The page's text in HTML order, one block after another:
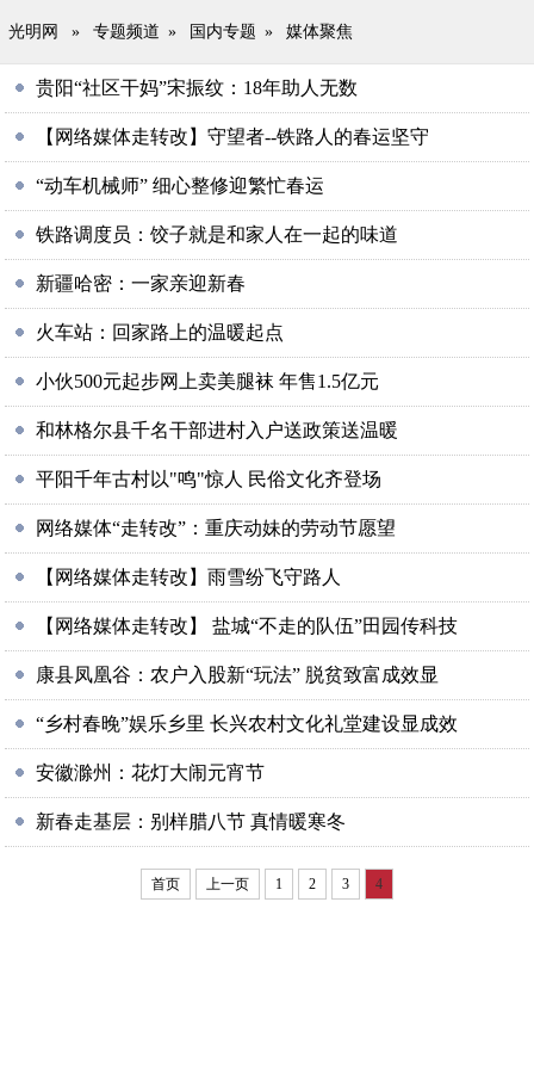
光明网 » 专题频道 » 国内专题 » 媒体聚焦
贵阳“社区干妈”宋振纹：18年助人无数
【网络媒体走转改】守望者--铁路人的春运坚守
“动车机械师” 细心整修迎繁忙春运
铁路调度员：饺子就是和家人在一起的味道
新疆哈密：一家亲迎新春
火车站：回家路上的温暖起点
小伙500元起步网上卖美腿袜 年售1.5亿元
和林格尔县千名干部进村入户送政策送温暖
平阳千年古村以"鸣"惊人 民俗文化齐登场
网络媒体“走转改”：重庆动妹的劳动节愿望
【网络媒体走转改】雨雪纷飞守路人
【网络媒体走转改】 盐城“不走的队伍”田园传科技
康县凤凰谷：农户入股新“玩法” 脱贫致富成效显
“乡村春晚”娱乐乡里 长兴农村文化礼堂建设显成效
安徽滁州：花灯大闹元宵节
新春走基层：别样腊八节 真情暖寒冬
首页 上一页 1 2 3 4